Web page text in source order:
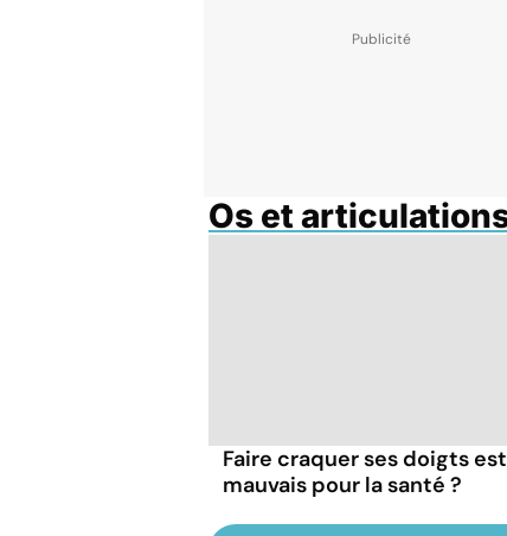
Os et
Faire craquer ses doigts
mauvais pour la santé ?